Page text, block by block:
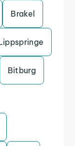
Brakel
Bitburg